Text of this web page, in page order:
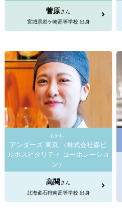
菅原さん
宮城県岩ケ崎高等学校 出身
ホテル
アンダーズ 東京 （株式会社森ビ
ルホスピタリティ コーポレーショ
ン）
高関さん
北海道石狩南高等学校 出身